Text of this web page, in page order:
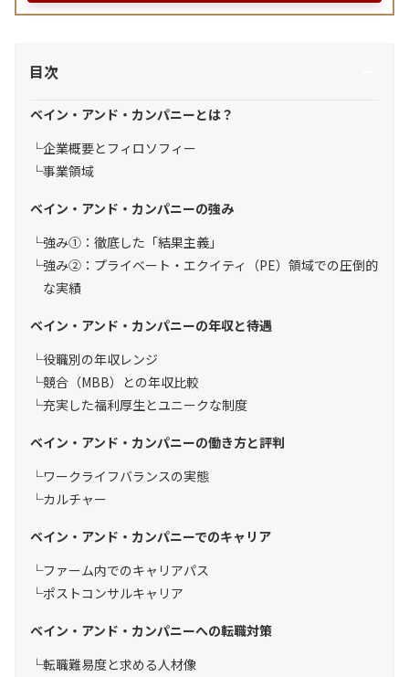
目次
ベイン・アンド・カンパニーとは？
企業概要とフィロソフィー
事業領域
ベイン・アンド・カンパニーの強み
強み①：徹底した「結果主義」
強み②：プライベート・エクイティ（PE）領域での圧倒的
な実績
ベイン・アンド・カンパニーの年収と待遇
役職別の年収レンジ
競合（MBB）との年収比較
充実した福利厚生とユニークな制度
ベイン・アンド・カンパニーの働き方と評判
ワークライフバランスの実態
カルチャー
ベイン・アンド・カンパニーでのキャリア
ファーム内でのキャリアパス
ポストコンサルキャリア
ベイン・アンド・カンパニーへの転職対策
転職難易度と求める人材像